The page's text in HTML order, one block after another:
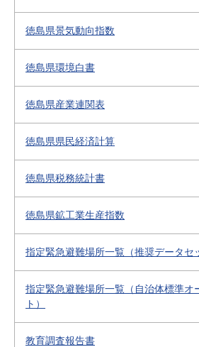
徳島県景気動向指数
徳島県環境白書
徳島県産業連関表
徳島県県民経済計算
徳島県税務統計書
徳島県鉱工業生産指数
指定緊急避難場所一覧（推奨データセ
指定緊急避難場所一覧（自治体標準オ
ト）
教育調査報告書